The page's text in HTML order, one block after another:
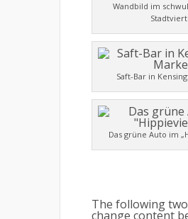
Wandbild im
Saft-Bar in
Das grüne Auto im
The following
change content